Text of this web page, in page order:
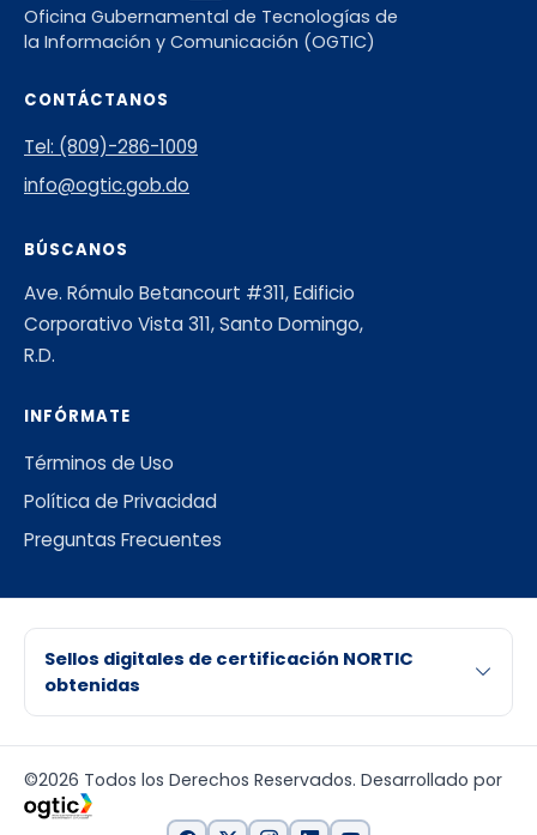
Oficina Gubernamental de Tecnologías de
la Información y Comunicación (OGTIC)
CONTÁCTANOS
Tel: (809)-286-1009
info@ogtic.gob.do
BÚSCANOS
Ave. Rómulo Betancourt #311, Edificio
Corporativo Vista 311, Santo Domingo,
R.D.
INFÓRMATE
Términos de Uso
Política de Privacidad
Preguntas Frecuentes
Sellos digitales de certificación NORTIC
obtenidas
©2026 Todos los Derechos Reservados. Desarrollado por